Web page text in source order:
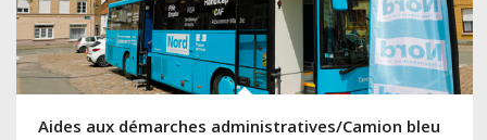
Aides aux démarches administratives/Camion bleu